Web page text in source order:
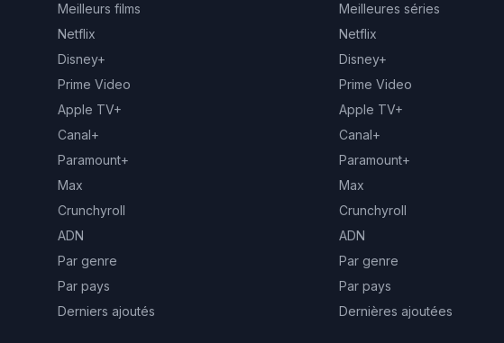
Meilleurs films
Netflix
Disney+
Prime Video
Apple TV+
Canal+
Paramount+
Max
Crunchyroll
ADN
Par genre
Par pays
Derniers ajoutés
Meilleures séries
Netflix
Disney+
Prime Video
Apple TV+
Canal+
Paramount+
Max
Crunchyroll
ADN
Par genre
Par pays
Dernières ajoutées